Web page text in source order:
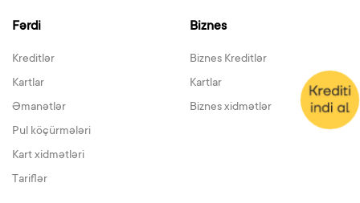
Fərdi
Kreditlər
Kartlar
Əmanətlər
Pul köçürmələri
Kart xidmətləri
Tariflər
Biznes
Biznes Kreditlər
Kartlar
Biznes xidmətlər